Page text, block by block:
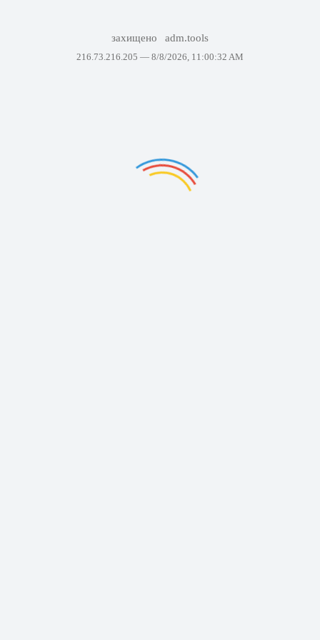
захищено adm.tools
216.73.216.205 — 8/8/2026, 11:00:32 AM